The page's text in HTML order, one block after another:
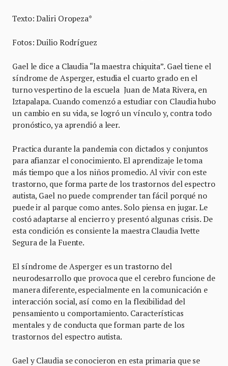
Texto: Daliri Oropeza*
Fotos: Duilio Rodríguez
Gael le dice a Claudia “la maestra chiquita”. Gael tiene el
síndrome de Asperger, estudia el cuarto grado en el
turno vespertino de la escuela Juan de Mata Rivera, en
Iztapalapa. Cuando comenzó a estudiar con Claudia hubo
un cambio en su vida, se logró un vínculo y, contra todo
pronóstico, ya aprendió a leer.
Practica durante la pandemia con dictados y conjuntos
para afianzar el conocimiento. El aprendizaje le toma
más tiempo que a los niños promedio. Al vivir con este
trastorno, que forma parte de los trastornos del espectro
autista, Gael no puede comprender tan fácil porqué no
puede ir al parque como antes. Solo piensa en jugar. Le
costó adaptarse al encierro y presentó algunas crisis. De
esta condición es consiente la maestra Claudia Ivette
Segura de la Fuente.
El síndrome de Asperger es un trastorno del
neurodesarrollo que provoca que el cerebro funcione de
manera diferente, especialmente en la comunicación e
interacción social, así como en la flexibilidad del
pensamiento u comportamiento. Características
mentales y de conducta que forman parte de los
trastornos del espectro autista.
Gael y Claudia se conocieron en esta primaria que se